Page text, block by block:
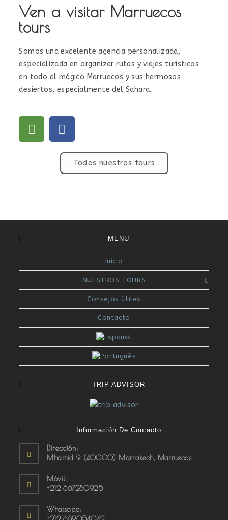
Ven a visitar Marruecos
tours
Somos una excelente agencia personalizada,
especializada en organizar rutas y viajes turísticos
en todo el mágico Marruecos y sus hermosos
desiertos, especialmente del Sahara.
Todos nuestros tours
MENU
Inicio
NUESTROS TOURS
Consejos útiles
Contacto
TRIP ADVISOR
Información De Contacto
Dirección:
Mhamid 9 (40000) Marrakech, Marruecos
Móvil:
+212 667280925
Whatsapp: